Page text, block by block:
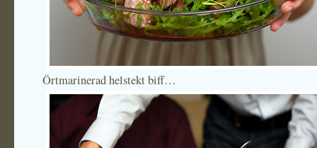
Örtmarinerad helstekt biff…